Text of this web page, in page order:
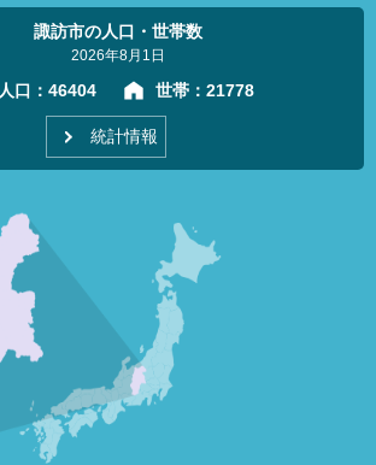
諏訪市の人口・世帯数
2026年8月1日
人口： 46404 世帯： 21778
統計情報